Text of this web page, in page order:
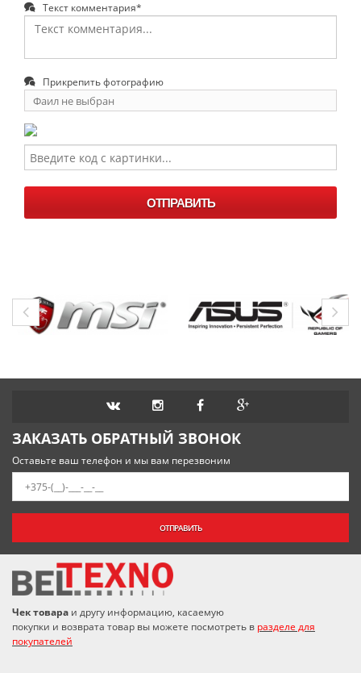
Текст комментария*
Прикрепить фотографию
Фаил не выбран
фаил
ОТПРАВИТЬ
ЗАКАЗАТЬ ОБРАТНЫЙ ЗВОНОК
Оставьте ваш телефон и мы вам перезвоним
ОТПРАВИТЬ
Чек товара и другу информацию, касаемую
покупки и возврата товар вы можете посмотреть в разделе для
покупателей